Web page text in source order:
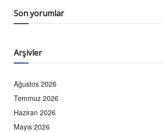
Son yorumlar
Arşivler
Ağustos 2026
Temmuz 2026
Haziran 2026
Mayıs 2026